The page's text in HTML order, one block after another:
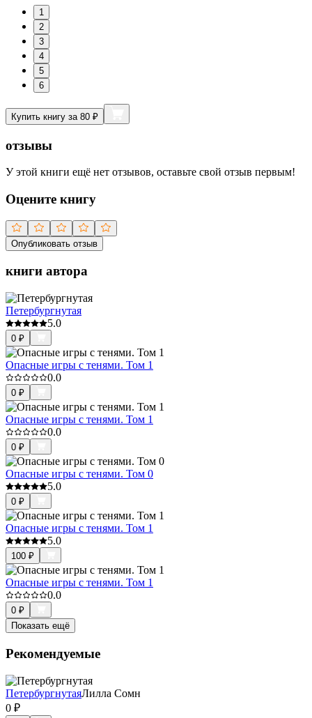
1
2
3
4
5
6
Купить книгу за 80 ₽
отзывы
У этой книги ещё нет отзывов, оставьте свой отзыв первым!
Оцените книгу
Опубликовать отзыв
книги автора
Петербургнутая
5.0
0 ₽
Опасные игры с тенями. Том 1
0.0
0 ₽
Опасные игры с тенями. Том 1
0.0
0 ₽
Опасные игры с тенями. Том 0
5.0
0 ₽
Опасные игры с тенями. Том 1
5.0
100 ₽
Опасные игры с тенями. Том 1
0.0
0 ₽
Показать ещё
Рекомендуемые
ПетербургнутаяЛилла Сомн
0 ₽